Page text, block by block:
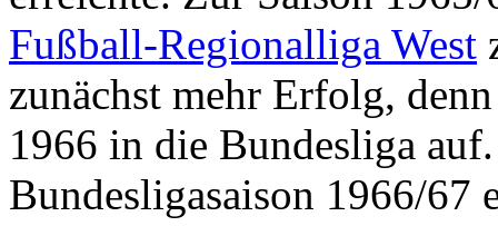
Fußball-Regionalliga West
zunächst mehr Erfolg,
1966 in die Bundesliga
Bundesligasaison 1966/67